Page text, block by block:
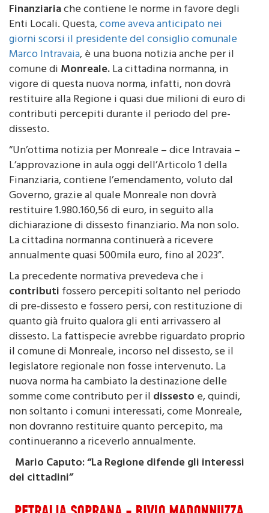
É stato approvato oggi dall’Ars l’articolo 1 della
Finanziariache contiene le norme in favore degli
Enti Locali. Questa,come aveva anticipato nei
giorni scorsi il presidente del consiglio comunale
Marco Intravaia, è una buona notizia anche per il
comune diMonreale.La cittadina normanna, in
vigore di questa nuova norma, infatti, non dovrà
restituire alla Regione i quasi due milioni di euro di
contributi percepiti durante il periodo del pre-
dissesto.
“Un’ottima notizia per Monreale – dice Intravaia –
L’approvazione in aula oggi dell’Articolo 1 della
Finanziaria, contiene l’emendamento, voluto dal
Governo, grazie al quale Monreale non dovrà
restituire 1.980.160,56 di euro, in seguito alla
dichiarazione di dissesto finanziario. Ma non solo.
La cittadina normanna continuerà a ricevere
annualmente quasi 500mila euro, fino al 2023”.
La precedente normativa prevedeva che i
contributifossero percepiti soltanto nel periodo
di pre-dissesto e fossero persi, con restituzione di
quanto già fruito qualora gli enti arrivassero al
dissesto. La fattispecie avrebbe riguardato proprio
il comune di Monreale, incorso nel dissesto, se il
legislatore regionale non fosse intervenuto. La
nuova norma ha cambiato la destinazione delle
somme come contributo per ildissestoe, quindi,
non soltanto i comuni interessati, come Monreale,
non dovranno restituire quanto percepito, ma
continueranno a riceverlo annualmente.
Mario Caputo: “La Regione difende gli interessi